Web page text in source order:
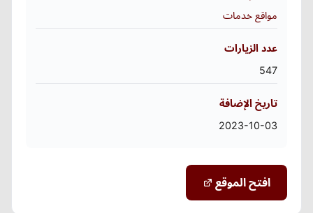
مواقع خدمات
عدد الزيارات
547
تاريخ الإضافة
2023-10-03
افتح الموقع